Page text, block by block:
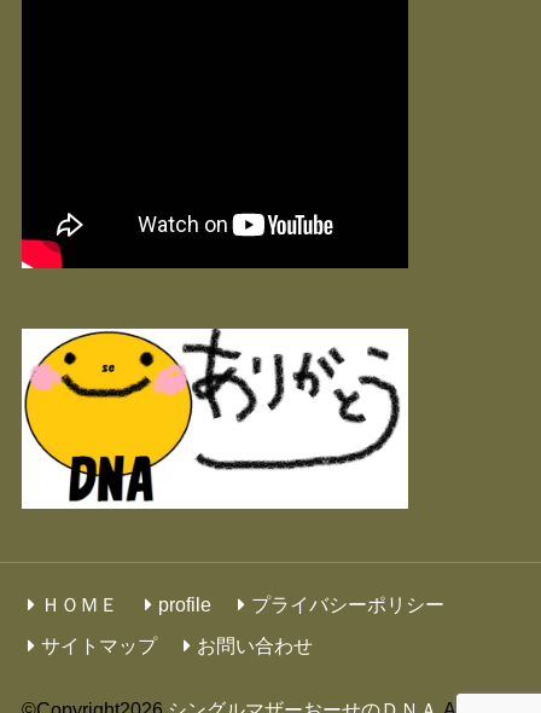
ＨＯＭＥ profile
プライバシーポリシー
サイトマップ
お問い合わせ